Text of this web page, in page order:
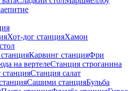
Хот-дог станцияХамон
Карвинг станцияФри
на вертелеСтанция строганина
Станция салат
Сашими станцияБульба